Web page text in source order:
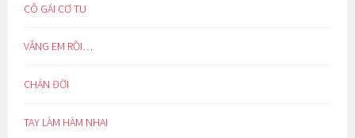
CÔ GÁI CƠ TU
VẮNG EM RỒI…
CHÁN ĐỜI
TAY LÀM HÀM NHAI